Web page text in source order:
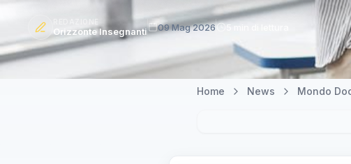
Orizzonte Insegnanti 09 Mag 2026 5 min di lettura
Home News Mondo